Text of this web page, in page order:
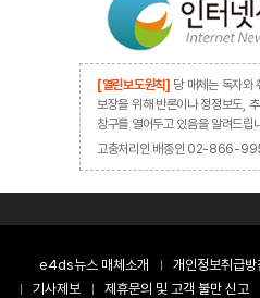
[열린보도원칙] 당 매체는 독자와
보장을 위해 반론이나 정정보도,
창구를 열어두고 있음을 알려드립
고충처리인 배종인 02-866-
e4ds뉴스 매체소개 개인정보취급방
기사제보
제휴문의 및 고객 불만 신고